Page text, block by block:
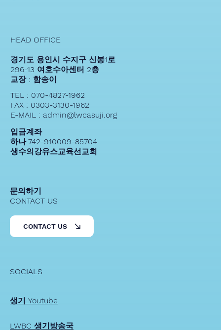
HEAD OFFICE
경기도 용인시 수지구 신봉1로
296-13 여호수아센터 2층
교장 : 함송이
TEL : 070-4827-1962
FAX : 0303-3130-1962
E-MAIL : admin@lwcasuji.org
입금계좌
하나 742-910009-85704
생수의강유스교육선교회
SOCIALS
생기 Youtube
LWBC 생기방송국
문의하기
CONTACT US
CONTACT US